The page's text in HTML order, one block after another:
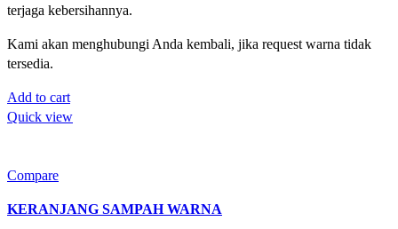
terjaga kebersihannya.
Kami akan menghubungi Anda kembali, jika request warna tidak
tersedia.
Add to cart
Quick view
Compare
KERANJANG SAMPAH WARNA